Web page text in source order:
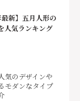
最新】五月人形の
人気ランキング
気のデザインや
モダンなタイプ